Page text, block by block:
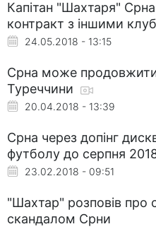
Капітан "Шахтаря"
контракт з іншими
24.05.2018 - 13:15
Срна може продовжити
Туреччини
20.04.2018 - 13:39
Срна через допінг
футболу до серпня
23.02.2018 - 09:51
"Шахтар" розповів про
скандалом Срни